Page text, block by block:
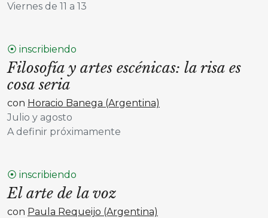
Viernes de 11 a 13
⦿ inscribiendo
Filosofía y artes escénicas: la risa es
cosa seria
con Horacio Banega (Argentina)
Julio y agosto
A definir próximamente
⦿ inscribiendo
El arte de la voz
con Paula Requeijo (Argentina)